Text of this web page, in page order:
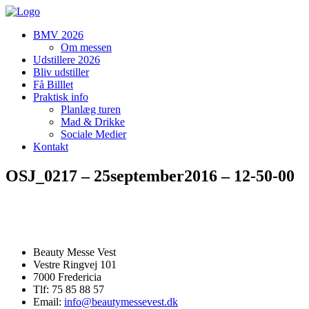
BMV 2026
Om messen
Udstillere 2026
Bliv udstiller
Få Billlet
Praktisk info
Planlæg turen
Mad & Drikke
Sociale Medier
Kontakt
OSJ_0217 – 25september2016 – 12-50-00
Beauty Messe Vest
Vestre Ringvej 101
7000 Fredericia
Tlf: 75 85 88 57
Email: info@beautymessevest.dk